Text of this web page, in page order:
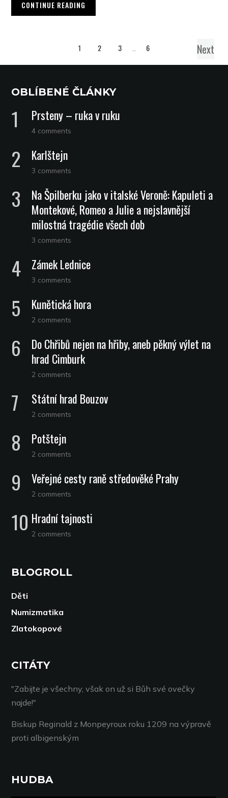
CONTINUE READING
1 2 3 6 Next
OBLÍBENÉ ČLÁNKY
Prsteny – ruka v ruku
4 comments
Karlštejn
3 comments
Na Špilberku jako v italské Veroně: Kapuleti a
Montekové, Romeo a Julie a nejslavnější
milostná tragédie všech dob
3 comments
Zámek Lednice
3 comments
Kunětická hora
2 comments
Do Chřibů nejen na hřiby, aneb pěkný výlet na
hrad Cimburk
2 comments
Státní hrad Bouzov
2 comments
Potštejn
2 comments
Veřejné cesty raně středověké Prahy
2 comments
Hradní tajnosti
2 comments
BLOGROLL
Děti
Numizmatika
Zlatokopové
CITÁTY
"Zabijte je všechny, však on už si Bůh své ovečky
najde!"
Biskup Reginald z Monpeyroux roku 1209 na výpravě
proti albigenským
HUDBA